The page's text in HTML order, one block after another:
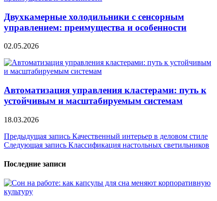
Двухкамерные холодильники с сенсорным
управлением: преимущества и особенности
02.05.2026
Автоматизация управления кластерами: путь к
устойчивым и масштабируемым системам
18.03.2026
Навигация
по
записям
Предыдущая запись Качественный интерьер в деловом стиле
Следующая запись Классификация настольных светильников
Последние записи